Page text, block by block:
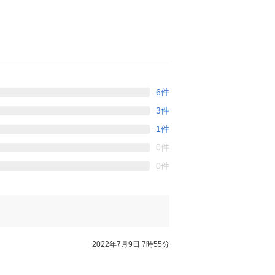
6件
3件
1件
0件
0件
2022年7月9日 7時55分